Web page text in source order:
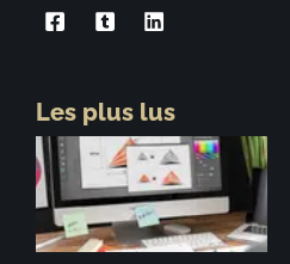
Les plus lus